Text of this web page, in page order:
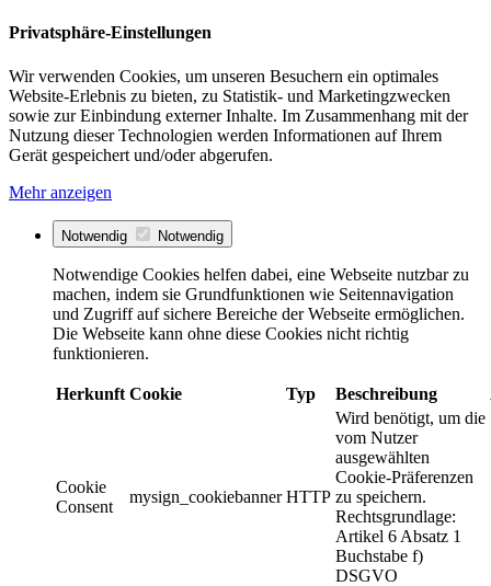
Privatsphäre-Einstellungen
Wir verwenden Cookies, um unseren Besuchern ein optimales
Website-Erlebnis zu bieten, zu Statistik- und Marketingzwecken
sowie zur Einbindung externer Inhalte. Im Zusammenhang mit der
Nutzung dieser Technologien werden Informationen auf Ihrem
Gerät gespeichert und/oder abgerufen.
Mehr anzeigen
Notwendig Notwendig
Notwendige Cookies helfen dabei, eine Webseite nutzbar zu
machen, indem sie Grundfunktionen wie Seitennavigation
und Zugriff auf sichere Bereiche der Webseite ermöglichen.
Die Webseite kann ohne diese Cookies nicht richtig
funktionieren.
Herkunft Cookie Typ Beschreibung
Cookie
Consent
mysign_cookiebanner HTTP
Wird benötigt, um die
vom Nutzer
ausgewählten
Cookie-Präferenzen
zu speichern.
Rechtsgrundlage:
Artikel 6 Absatz 1
Buchstabe f)
DSGVO